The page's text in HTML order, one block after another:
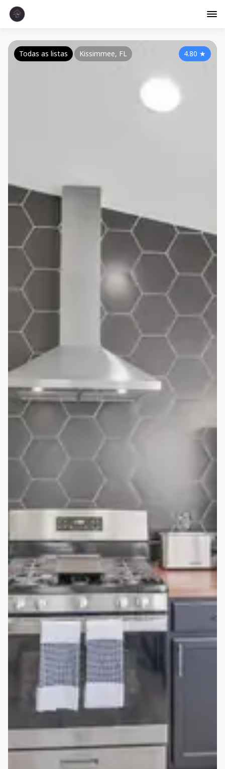
4.80 ★
Todas as listas Kissimmee, FL